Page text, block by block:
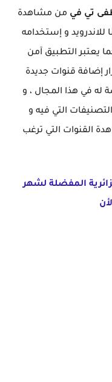
تي في من مشاهدة
للاندرويد و إستخدامه
يعتبر التطبيق آمن
إضافة قنوات جديدة
له في هذا المجال ، و
التي فيه و
القنوات التي ترغب
المفضلة لشهر